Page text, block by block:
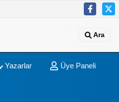
Ara
Yazarlar Üye Paneli